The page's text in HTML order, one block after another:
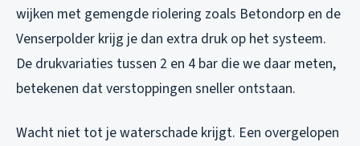
wijken met gemengde riolering zoals Betondorp en de
Venserpolder krijg je dan extra druk op het systeem.
De drukvariaties tussen 2 en 4 bar die we daar meten,
betekenen dat verstoppingen sneller ontstaan.
Wacht niet tot je waterschade krijgt. Een overgelopen